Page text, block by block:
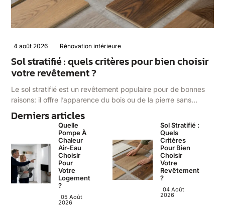
4 août 2026 Rénovation intérieure
Sol stratifié : quels critères pour bien choisir
votre revêtement ?
Le sol stratifié est un revêtement populaire pour de bonnes
raisons: il offre l’apparence du bois ou de la pierre sans…
Derniers articles
Quelle
Pompe À
Chaleur
Air-Eau
Choisir
Pour
Votre
Logement
?
05 Août
2026
Sol Stratifié :
Quels
Critères
Pour Bien
Choisir
Votre
Revêtement
?
04 Août
2026